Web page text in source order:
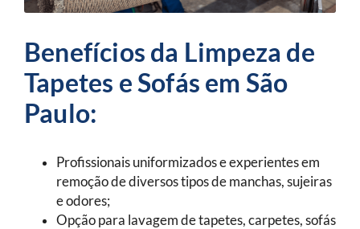
Benefícios da Limpeza de
Tapetes e Sofás em São
Paulo:
Profissionais uniformizados e experientes em
remoção de diversos tipos de manchas, sujeiras
e odores;
Opção para lavagem de tapetes, carpetes, sofás